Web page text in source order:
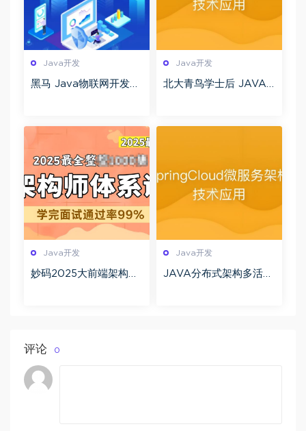
Java开发
黑马 Java物联网开发之
Java开发
北大青鸟学士后 JAVA
【价值13800元】
Java开发
妙码2025大前端架构师
Java开发
JAVA分布式架构多活设
评论 0